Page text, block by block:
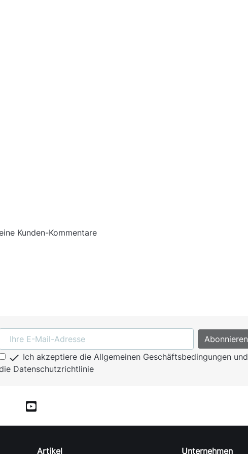
Kunden-Kommentare
 Ich akzeptiere die Allgemeinen Geschäftsbedingungen und
Datenschutzrichtlinie
Artikel Unternehmen